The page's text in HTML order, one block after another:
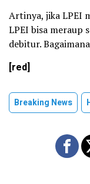
Artinya, jika LPEI
LPEI bisa meraup
debitur.
[red]
Breaking News